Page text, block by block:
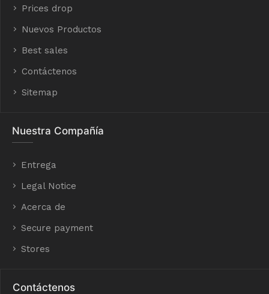
Prices drop
Nuevos Productos
Best sales
Contáctenos
Sitemap
Nuestra Compañía
Entrega
Legal Notice
Acerca de
Secure payment
Stores
Contáctenos